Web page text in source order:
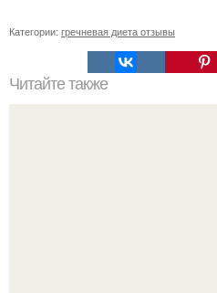
Категории: гречневая диета отзывы
Читайте также